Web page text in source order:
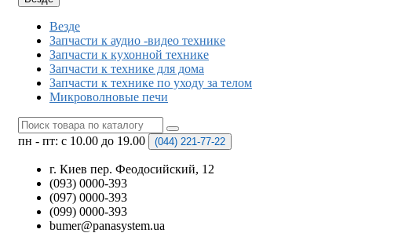
Везде
Запчасти к аудио -видео технике
Запчасти к кухонной технике
Запчасти к технике для дома
Запчасти к технике по уходу за телом
Микроволновые печи
пн - пт: с 10.00 до 19.00 (044) 221-77-22
г. Киев пер. Феодосийский, 12
(093) 0000-393
(097) 0000-393
(099) 0000-393
bumer@panasystem.ua